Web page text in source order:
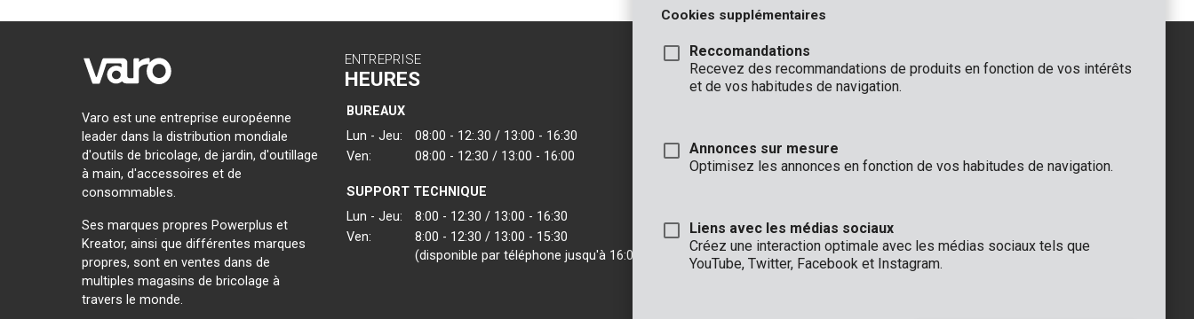
Varo est une entreprise européenne
leader dans la distribution mondiale
d'outils de bricolage, de jardin, d'outillage
à main, d'accessoires et de
consommables.
Ses marques propres Powerplus et
Kreator, ainsi que différentes marques
propres, sont en ventes dans de
multiples magasins de bricolage à
travers le monde.
ENTREPRISE
HEURES
BUREAUX
Lun - Jeu:
08:00 - 12:.30 / 13:00 - 16:30
Ven:
08:00 - 12:30 / 13:00 - 16:00
SUPPORT TECHNIQUE
Lun - Jeu:
8:00 - 12:30 / 13:00 - 16:30
Ven:
8:00 - 12:30 / 13:00 - 15:30
(disponible par téléphone jusqu'à 16:00)
CONTACT
INFO
VARO - Vic. Van Rompuy nv
Joseph Van Instraat 9
2500 Lier - Belgique
info@varo.com
Cookies supplémentaires
Reccomandations
Recevez des recommandations de produits en fonction de vos intérêts
et de vos habitudes de navigation.
Annonces sur mesure
Optimisez les annonces en fonction de vos habitudes de navigation.
Liens avec les médias sociaux
Créez une interaction optimale avec les médias sociaux tels que
YouTube, Twitter, Facebook et Instagram.